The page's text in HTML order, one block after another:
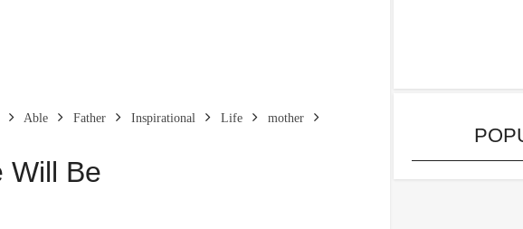
Able Father Inspirational Life mother
We Will Be
Will Be